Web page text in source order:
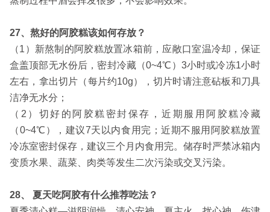
27、熬好的阿胶糕该如何存放？
（1）新熬制的阿胶糕放置冰箱前，应敞口室温冷却，保证
盒盖顶部无水份后，密封冷藏（0~4℃）3小时或冷冻1小时
左右，拿出切片（每片约10g），切片时请注意砧板和刀具
洁净无水分；
（2）切好的阿胶糕密封保存，近期服用阿胶糕冷藏
（0~4℃），建议7天以内食用完；近期不服用阿胶糕放置
冷冻室密封保存，建议三个月内食用完。储存时严禁冰箱内
变质水果、蔬菜、肉类等发生二次污染或交叉污染。
28、 夏天吃阿胶有什么推荐吃法？